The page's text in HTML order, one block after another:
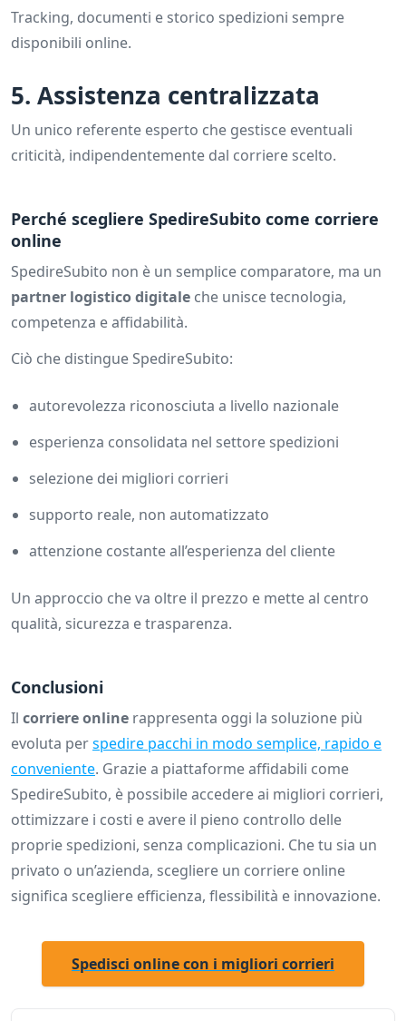
Tracking, documenti e storico spedizioni sempre
disponibili online.
5. Assistenza centralizzata
Un unico referente esperto che gestisce eventuali
criticità, indipendentemente dal corriere scelto.
Perché scegliere SpedireSubito come corriere
online
SpedireSubito non è un semplice comparatore, ma un
partner logistico digitale che unisce tecnologia,
competenza e affidabilità.
Ciò che distingue SpedireSubito:
autorevolezza riconosciuta a livello nazionale
esperienza consolidata nel settore spedizioni
selezione dei migliori corrieri
supporto reale, non automatizzato
attenzione costante all’esperienza del cliente
Un approccio che va oltre il prezzo e mette al centro
qualità, sicurezza e trasparenza.
Conclusioni
Il corriere online rappresenta oggi la soluzione più
evoluta perspedire pacchi in modo semplice, rapido e
conveniente. Grazie a piattaforme affidabili come
SpedireSubito, è possibile accedere ai migliori corrieri,
ottimizzare i costi e avere il pieno controllo delle
proprie spedizioni, senza complicazioni. Che tu sia un
privato o un’azienda, scegliere un corriere online
significa scegliere efficienza, flessibilità e innovazione.
Spedisci online con i migliori corrieri